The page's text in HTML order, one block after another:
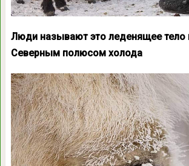
Люди называют это леденящее тело
Северным полюсом холода